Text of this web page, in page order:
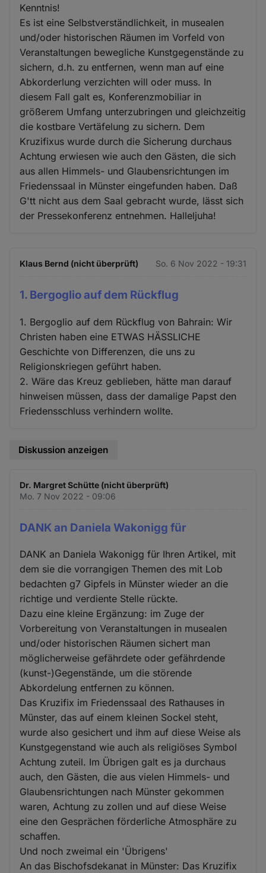
Kenntnis!
Es ist eine Selbstverständlichkeit, in musealen
und/oder historischen Räumen im Vorfeld von
Veranstaltungen bewegliche Kunstgegenstände zu
sichern, d.h. zu entfernen, wenn man auf eine
Abkorderlung verzichten will oder muss. In
diesem Fall galt es, Konferenzmobiliar in
größerem Umfang unterzubringen und gleichzeitig
die kostbare Vertäfelung zu sichern. Dem
Kruzifixus wurde durch die Sicherung durchaus
Achtung erwiesen wie auch den Gästen, die sich
aus allen Himmels- und Glaubensrichtungen im
Friedenssaal in Münster eingefunden haben. Daß
G'tt nicht aus dem Saal gebracht wurde, lässt sich
der Pressekonferenz entnehmen. Halleljuha!
Klaus Bernd (nicht überprüft) So. 6 Nov 2022 - 19:31
1. Bergoglio auf dem Rückflug
1. Bergoglio auf dem Rückflug von Bahrain: Wir
Christen haben eine ETWAS HÄSSLICHE
Geschichte von Differenzen, die uns zu
Religionskriegen geführt haben.
2. Wäre das Kreuz geblieben, hätte man darauf
hinweisen müssen, dass der damalige Papst den
Friedensschluss verhindern wollte.
Diskussion anzeigen
Dr. Margret Schütte (nicht überprüft)
Mo. 7 Nov 2022 - 09:06
DANK an Daniela Wakonigg für
DANK an Daniela Wakonigg für Ihren Artikel, mit
dem sie die vorrangigen Themen des mit Lob
bedachten g7 Gipfels in Münster wieder an die
richtige und verdiente Stelle rückte.
Dazu eine kleine Ergänzung: im Zuge der
Vorbereitung von Veranstaltungen in musealen
und/oder historischen Räumen sichert man
möglicherweise gefährdete oder gefährdende
(kunst-)Gegenstände, um die störende
Abkordelung entfernen zu können.
Das Kruzifix im Friedenssaal des Rathauses in
Münster, das auf einem kleinen Sockel steht,
wurde also gesichert und ihm auf diese Weise als
Kunstgegenstand wie auch als religiöses Symbol
Achtung zuteil. Im Übrigen galt es ja durchaus
auch, den Gästen, die aus vielen Himmels- und
Glaubensrichtungen nach Münster gekommen
waren, Achtung zu zollen und auf diese Weise
eine den Gesprächen förderliche Atmosphäre zu
schaffen.
Und noch zweimal ein 'Übrigens'
An das Bischofsdekanat in Münster: Das Kruzifix